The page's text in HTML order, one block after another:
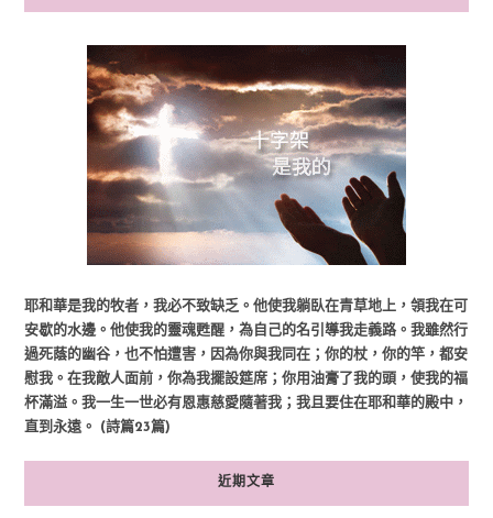
耶和華是我的牧者，我必不致缺乏。他使我躺臥在青草地上，領我在可
安歇的水邊。他使我的靈魂甦醒，為自己的名引導我走義路。我雖然行
過死蔭的幽谷，也不怕遭害，因為你與我同在；你的杖，你的竿，都安
慰我。在我敵人面前，你為我擺設筵席；你用油膏了我的頭，使我的福
杯滿溢。我一生一世必有恩惠慈愛隨著我；我且要住在耶和華的殿中，
直到永遠。 (詩篇23篇)
近期文章